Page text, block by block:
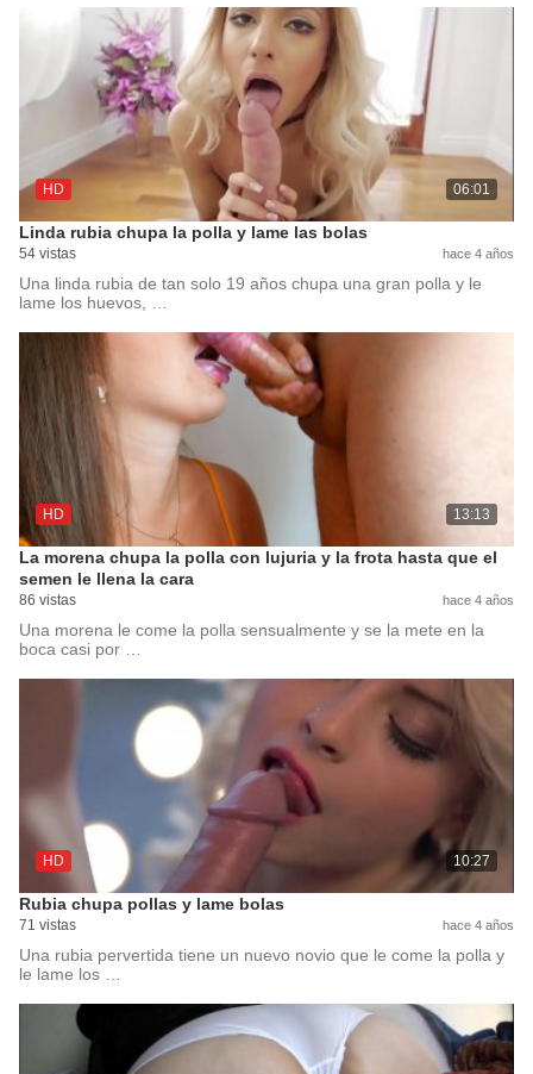
HD 06:01
Linda rubia chupa la polla y lame las bolas
54 vistas hace 4 años
Una linda rubia de tan solo 19 años chupa una gran polla y le
lame los huevos, …
HD 13:13
La morena chupa la polla con lujuria y la frota hasta que el
semen le llena la cara
86 vistas hace 4 años
Una morena le come la polla sensualmente y se la mete en la
boca casi por …
HD 10:27
Rubia chupa pollas y lame bolas
71 vistas hace 4 años
Una rubia pervertida tiene un nuevo novio que le come la polla y
le lame los …